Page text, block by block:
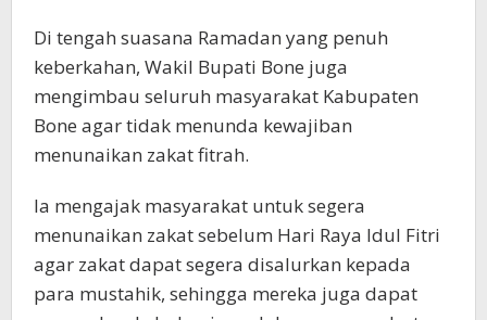
Di tengah suasana Ramadan yang penuh
keberkahan, Wakil Bupati Bone juga
mengimbau seluruh masyarakat Kabupaten
Bone agar tidak menunda kewajiban
menunaikan zakat fitrah.
Ia mengajak masyarakat untuk segera
menunaikan zakat sebelum Hari Raya Idul Fitri
agar zakat dapat segera disalurkan kepada
para mustahik, sehingga mereka juga dapat